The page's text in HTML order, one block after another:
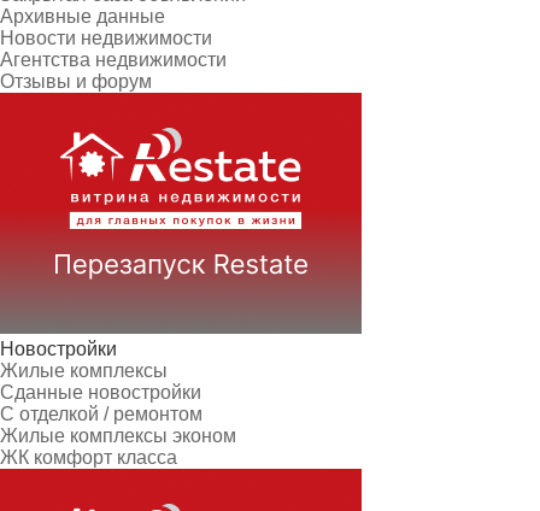
Архивные данные
Новости недвижимости
Агентства недвижимости
Отзывы и форум
Новостройки
Жилые комплексы
Сданные новостройки
С отделкой / ремонтом
Жилые комплексы эконом
ЖК комфорт класса